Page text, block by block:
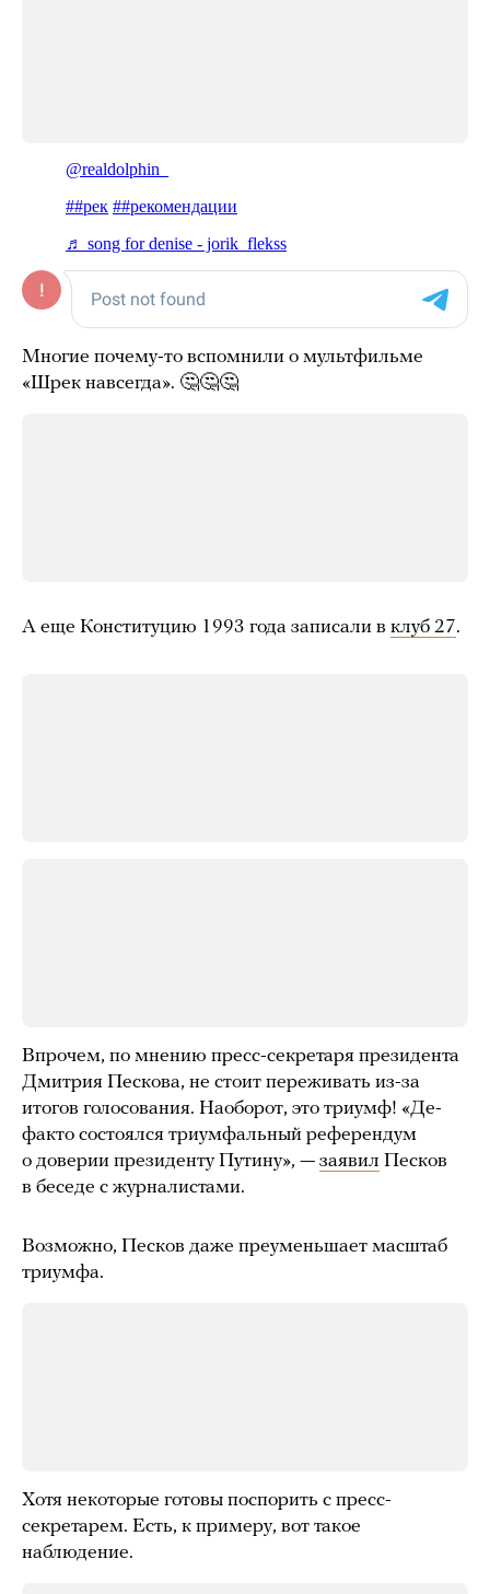
Многие почему-то вспомнили о мультфильме
«Шрек навсегда». 🤔🤔🤔
А еще Конституцию 1993 года записали в клуб 27.
Впрочем, по мнению пресс-секретаря президента
Дмитрия Пескова, не стоит переживать из-за
итогов голосования. Наоборот, это триумф! «Де-
факто состоялся триумфальный референдум
о доверии президенту Путину», — заявил Песков
в беседе с журналистами.
Возможно, Песков даже преуменьшает масштаб
триумфа.
Хотя некоторые готовы поспорить с пресс-
секретарем. Есть, к примеру, вот такое
наблюдение.